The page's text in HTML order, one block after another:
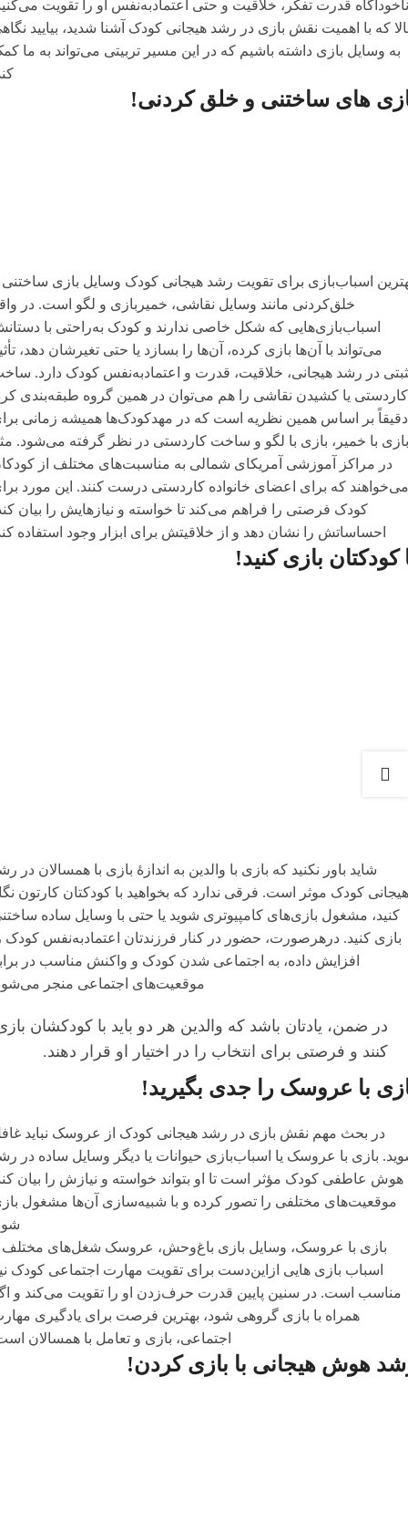
ناخودآگاه قدرت تفکر، خلاقیت و حتی اعتمادبه‌نفس او را تقویت
که با اهمیت نقش بازی در رشد هیجانی کودک آشنا شدید، بیایید
به وسایل بازی داشته باشیم که در این مسیر تربیتی می‌تواند به ما
های ساختنی و خلق کردنی!
اسباب‌بازی برای تقویت رشد هیجانی کودک وسایل بازی
خلق‌کردنی مانند وسایل نقاشی، خمیربازی و لگو است. در
اسباب‌بازی‌هایی که شکل خاصی ندارند و کودک به‌راحتی با
می‌تواند با آن‌ها بازی کرده، آن‌ها را بسازد یا حتی تغیرشان دهد،
در رشد هیجانی، خلاقیت، قدرت و اعتمادبه‌نفس کودک دارد.
کاردستی یا کشیدن نقاشی را هم می‌توان در همین گروه طبقه‌بندی
دقیقاً بر اساس همین نظریه است که در مهدکودک‌ها همیشه زمانی
بازی با خمیر، بازی با لگو و ساخت کاردستی در نظر گرفته می‌شود.
در مراکز آموزشی آمریکای شمالی به مناسبت‌های مختلف از
می‌خواهند که برای اعضای خانواده کاردستی درست کنند. این مورد
کودک فرصتی را فراهم می‌کند تا خواسته و نیازهایش را بیان
احساساتش را نشان دهد و از خلاقیتش برای ابزار وجود استفاده
کودکتان بازی کنید!
شاید باور نکنید که بازی با والدین به اندازۀ بازی با همسالان در
هیجانی کودک موثر است. فرقی ندارد که بخواهید با کودکتان کارتون
کنید، مشغول بازی‌های کامپیوتری شوید یا حتی با وسایل ساده
بازی کنید. درهرصورت، حضور در کنار فرزندتان اعتمادبه‌نفس کودک
افزایش داده، به اجتماعی شدن کودک و واکنش مناسب در
موقعیت‌های اجتماعی منجر
در ضمن، یادتان باشد که والدین هر دو باید با کودکشان
کنند و فرصتی برای انتخاب را در اختیار او قرار دهند.
با عروسک را جدی بگیرید!
در بحث مهم نقش بازی در رشد هیجانی کودک از عروسک نباید
بازی با عروسک یا اسباب‌بازی حیوانات یا دیگر وسایل ساده در
هوش عاطفی کودک مؤثر است تا او بتواند خواسته و نیازش را بیان
موقعیت‌های مختلفی را تصور کرده و با شبیه‌سازی آن‌ها مشغول
بازی با عروسک، وسایل بازی باغ‌وحش، عروسک شغل‌های مختلف
اسباب بازی‌ هایی ازاین‌دست برای تقویت مهارت اجتماعی کودک
مناسب است. در سنین پایین قدرت حرف‌زدن او را تقویت می‌کند و
همراه با بازی گروهی شود، بهترین فرصت برای یادگیری
اجتماعی، بازی و تعامل با همسالان
هوش هیجانی با بازی کردن!